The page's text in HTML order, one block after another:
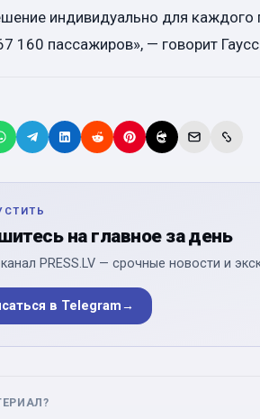
индивидуально для каждого
160 пассажиров», — говорит Гаусс.
на главное за день
PRESS.LV — срочные новости и
в Telegram→